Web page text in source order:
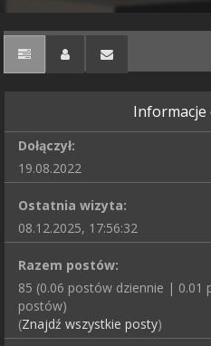
Informacje
Dołączył:
19.08.2022
Ostatnia wizyta:
08.12.2025, 17:56:32
Razem postów:
85 (0.06 postów dziennie | 0.01
postów)
(Znajdź wszystkie posty)